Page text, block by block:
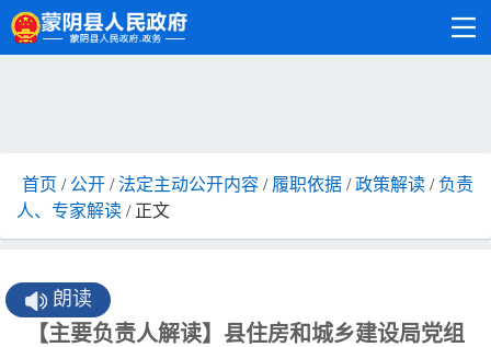
首页 / 公开 /法定主动公开内容 / 履职依据 /政策解读 / 负责
人、专家解读 / 正文
朗读
【主要负责人解读】县住房和城乡建设局党组